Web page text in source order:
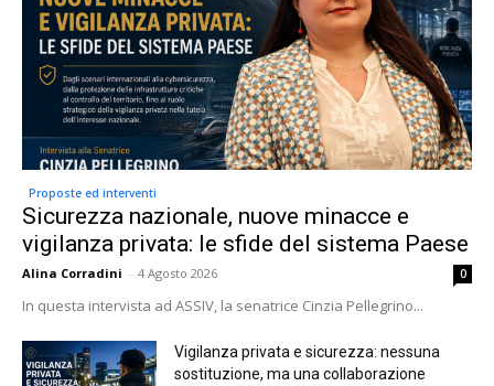
Proposte ed interventi
Sicurezza nazionale, nuove minacce e
vigilanza privata: le sfide del sistema Paese
Alina Corradini - 4 Agosto 2026 0
In questa intervista ad ASSIV, la senatrice Cinzia Pellegrino...
Vigilanza privata e sicurezza: nessuna
sostituzione, ma una collaborazione